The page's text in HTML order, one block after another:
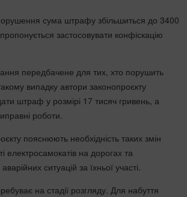
сума штрафу збільшиться до 3400
застосовувати конфіскацію
передбачене для тих, хто порушить
випадку автори законопроєкту
штраф у розмірі 17 тисяч гривень, а
роботи.
пояснюють необхідність таких змін
електросамокатів на дорогах та
ситуацій за їхньої участі.
на стадії розгляду. Для набуття